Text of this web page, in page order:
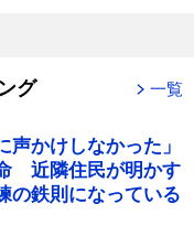
グ 一覧
声かけしなかった」
近隣住民が明かす
の鉄則になっている